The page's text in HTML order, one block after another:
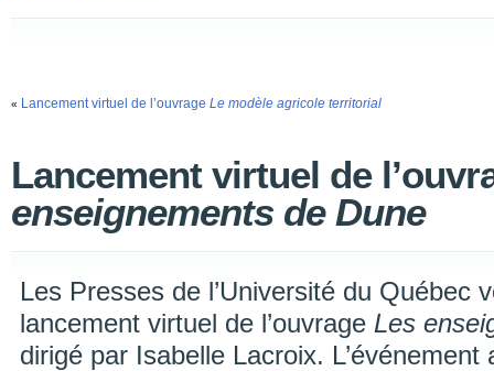
« Lancement virtuel de l’ouvrage Le modèle agricole territorial
Lancement virtuel de
enseignements de Dune
Les Presses de l’Université du Québec
lancement virtuel de l’ouvrage Les
dirigé par Isabelle Lacroix.